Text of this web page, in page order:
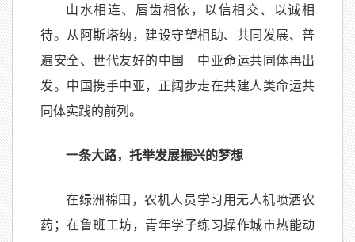
山水相连、唇齿相依，以信相交、以诚相
待。从阿斯塔纳，建设守望相助、共同发展、普
遍安全、世代友好的中国—中亚命运共同体再出
发。中国携手中亚，正阔步走在共建人类命运共
同体实践的前列。
一条大路，托举发展振兴的梦想
在绿洲棉田，农机人员学习用无人机喷洒农
药；在鲁班工坊，青年学子练习操作城市热能动